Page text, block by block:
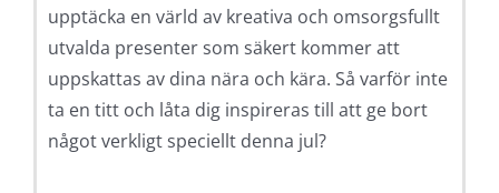
upptäcka en värld av kreativa och omsorgsfullt
utvalda presenter som säkert kommer att
uppskattas av dina nära och kära. Så varför inte
ta en titt och låta dig inspireras till att ge bort
något verkligt speciellt denna jul?